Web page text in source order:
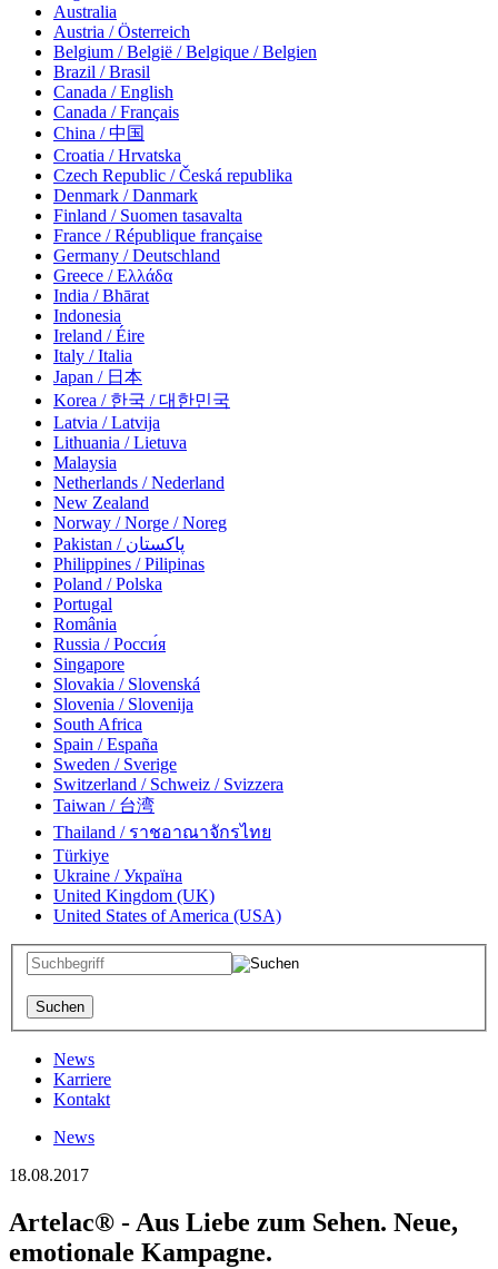
Australia
Austria / Österreich
Belgium / België / Belgique / Belgien
Brazil / Brasil
Canada / English
Canada / Français
China / 中国
Croatia / Hrvatska
Czech Republic / Česká republika
Denmark / Danmark
Finland / Suomen tasavalta
France / République française
Germany / Deutschland
Greece / Ελλάδα
India / Bhārat
Indonesia
Ireland / Éire
Italy / Italia
Japan / 日本
Korea / 한국 / 대한민국
Latvia / Latvija
Lithuania / Lietuva
Malaysia
Netherlands / Nederland
New Zealand
Norway / Norge / Noreg
Pakistan / پاکستان
Philippines / Pilipinas
Poland / Polska
Portugal
România
Russia / Росси́я
Singapore
Slovakia / Slovenská
Slovenia / Slovenija
South Africa
Spain / España
Sweden / Sverige
Switzerland / Schweiz / Svizzera
Taiwan / 台湾
Thailand / ราชอาณาจักรไทย
Türkiye
Ukraine / Україна
United Kingdom (UK)
United States of America (USA)
News
Karriere
Kontakt
News
18.08.2017
Artelac® - Aus Liebe zum Sehen. Neue,
emotionale Kampagne.